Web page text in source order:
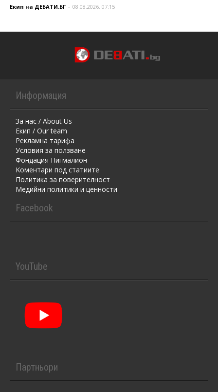
Екип на ДЕБАТИ.БГ - 08.08.2026, 07:15
Информация
За нас / About Us
Екип / Our team
Рекламна тарифа
Условия за ползване
Фондация Пигмалион
Kоментaри под статиите
Политика за поверителност
Медийни политики и ценности
Facebook
YouTube
Партньори